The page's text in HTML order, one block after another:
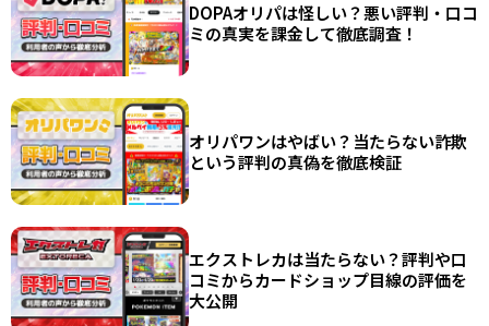
DOPAオリパは怪しい？悪い評判・口コ
ミの真実を課金して徹底調査！
オリパワンはやばい？当たらない詐欺
という評判の真偽を徹底検証
エクストレカは当たらない？評判や口
コミからカードショップ目線の評価を
大公開